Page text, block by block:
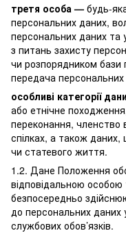
третя особа — будь-
персональних даних,
персональних даних та
з питань захисту
чи розпорядником бази
передача персональних
особливі категорії
або етнічне походження,
переконання, членство
спілках, а також
чи статевого життя.
1.2. Дане Положення
відповідальною особою
безпосередньо
до персональних даних
службових обов’язків.